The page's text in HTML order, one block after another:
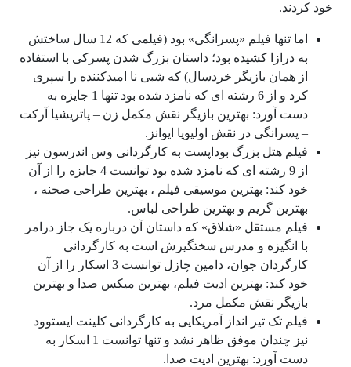
خود کردند.
اما تنها فیلم «پسرانگی» بود (فیلمی که 12 سال ساختش
به درازا کشیده بود؛ داستان بزرگ شدن پسرکی با استفاده
از همان بازیگر خردسال) که شبی نا امیدکننده را سپری
کرد و از 6 رشته ای که نامزد شده بود تنها 1 جایزه به
دست آورد: بهترین بازیگر نقش مکمل زن – پاتریشیا آرکت
– پسرانگی در نقش اولیویا ایوانز.
فیلم هتل بزرگ بوداپست به کارگردانی وس اندرسون نیز
از 9 رشته ای که نامزد شده بود توانست 4 جایزه را از آن
خود کند: بهترین موسیقی فیلم ، بهترین طراحی صحنه ،
بهترین گریم و بهترین طراحی لباس.
فیلم مستقل «شلاق» که داستان آن درباره یک جاز درامر
با انگیزه و مدرس سختگیرش است به کارگردانی
کارگردان جوان، دامین چازل توانست 3 اسکار را از آن
خود کند: بهترین ادیت فیلم، بهترین میکس صدا و بهترین
بازیگر نقش مکمل مرد.
فیلم تک تیر انداز آمریکایی به کارگردانی کلینت ایستوود
نیز چندان موفق ظاهر نشد و تنها توانست 1 اسکار به
دست آورد: بهترین ادیت صدا.